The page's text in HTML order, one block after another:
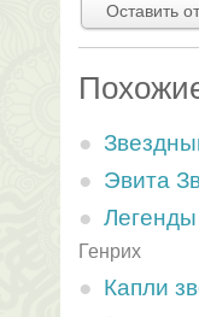
Оставить
Эвита
Легенды
Генрих
Капли